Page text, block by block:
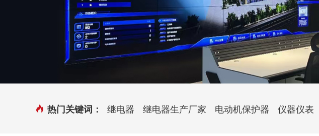
液位继电器
电磁继电器及插座
时控开关
热电偶
热电阻
仪器仪表
开关
配电控制
热门关键词： 继电器 继电器生产厂家 电动机保护器 仪器仪表